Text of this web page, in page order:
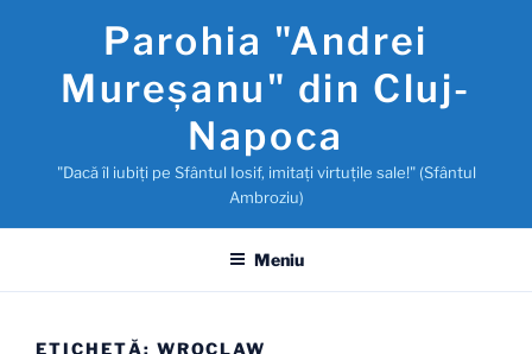
conținut
Parohia "Andrei
Mureşanu" din Cluj-
Napoca
"Dacă îl iubiţi pe Sfântul Iosif, imitaţi virtuţile sale!" (Sfântul
Ambroziu)
Meniu
ETICHETĂ: WROCLAW